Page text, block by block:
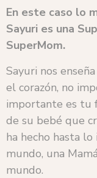
En este caso lo
Sayuri es una
SuperMom.
Sayuri nos
el corazón, no
importante es tu
de su bebé que
ha hecho hasta
mundo, una
mundo.